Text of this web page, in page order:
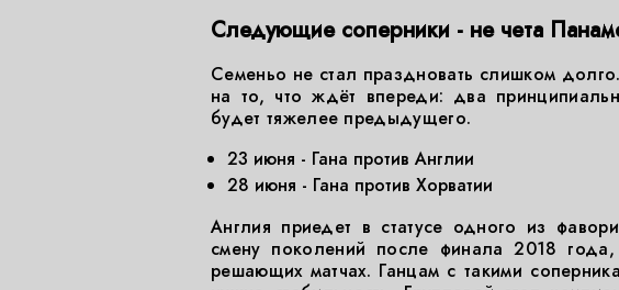
Следующие соперники - не чета
Семеньо не стал праздновать слишком
на то, что ждёт впереди: два
будет тяжелее предыдущего.
23 июня - Гана против Англии
28 июня - Гана против Хорватии
Англия приедет в статусе одного из
смену поколений после финала 2018
решающих матчах. Ганцам с такими